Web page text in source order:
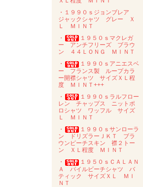
・１９９０ｓジョンブレア
ジャックシャツ グレー Ｘ
Ｌ ＭＩＮＴ
・
１９５０ｓマクレガ
ー アンチフリーズ ブラウ
ン ４４ＬＯＮＧ ＭＩＮＴ
・
１９９０ｓアニエスベ
ー フランス製 ループカラ
ー開襟シャツ サイズＸＬ程
度 ＭＩＮＴ+++
・
１９９０ｓラルフロー
レン チャップス ニットポ
ロシャツ ワッフル サイズ
Ｌ ＭＩＮＴ
・
１９９０ｓサンローラ
ン ドリズラーＪＫＴ ブラ
ウンピーチスキン 襟２トー
ン ＸＬ程度 ＭＩＮＴ
・
１９５０ｓＣＡＬＡＮ
Ａ パイルビーチシャツ バ
ティック サイズＸＬ ＭＩ
ＮＴ